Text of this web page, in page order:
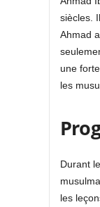
siècles.
Ahmad
une
les
Durant
les